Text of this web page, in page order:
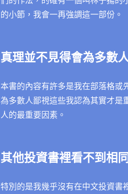
的小節，我會一再強調這一部份。
真理並不見得會為多數
本書的內容有許多是我在部落格或
為多數人鄙視這些我認為其實才是
人的最重要因素。
其他投資書裡看不到相
特別的是我幾乎沒有在中文投資書